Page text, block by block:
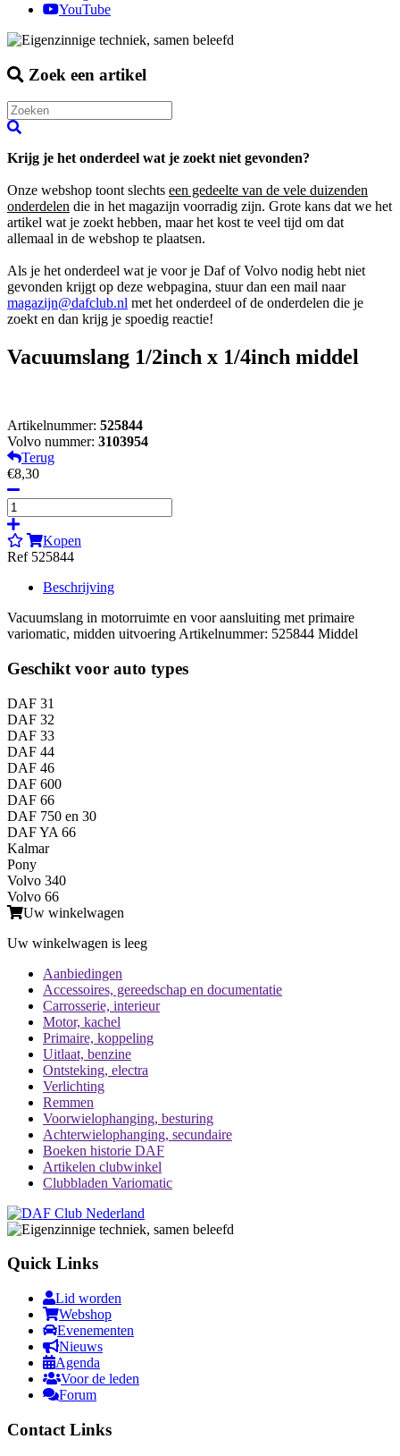
YouTube
Zoek een artikel
Krijg je het onderdeel wat je zoekt niet gevonden?
Onze webshop toont slechts een gedeelte van de vele duizenden
onderdelen die in het magazijn voorradig zijn. Grote kans dat we het
artikel wat je zoekt hebben, maar het kost te veel tijd om dat
allemaal in de webshop te plaatsen.
Als je het onderdeel wat je voor je Daf of Volvo nodig hebt niet
gevonden krijgt op deze webpagina, stuur dan een mail naar
magazijn@dafclub.nl met het onderdeel of de onderdelen die je
zoekt en dan krijg je spoedig reactie!
Vacuumslang 1/2inch x 1/4inch middel
Artikelnummer: 525844
Volvo nummer: 3103954
Terug
€8,30
Kopen
Ref 525844
Beschrijving
Vacuumslang in motorruimte en voor aansluiting met primaire
variomatic, midden uitvoering Artikelnummer: 525844 Middel
Geschikt voor auto types
DAF 31
DAF 32
DAF 33
DAF 44
DAF 46
DAF 600
DAF 66
DAF 750 en 30
DAF YA 66
Kalmar
Pony
Volvo 340
Volvo 66
Uw winkelwagen
Uw winkelwagen is leeg
Aanbiedingen
Accessoires, gereedschap en documentatie
Carrosserie, interieur
Motor, kachel
Primaire, koppeling
Uitlaat, benzine
Ontsteking, electra
Verlichting
Remmen
Voorwielophanging, besturing
Achterwielophanging, secundaire
Boeken historie DAF
Artikelen clubwinkel
Clubbladen Variomatic
Quick Links
Lid worden
Webshop
Evenementen
Nieuws
Agenda
Voor de leden
Forum
Contact Links